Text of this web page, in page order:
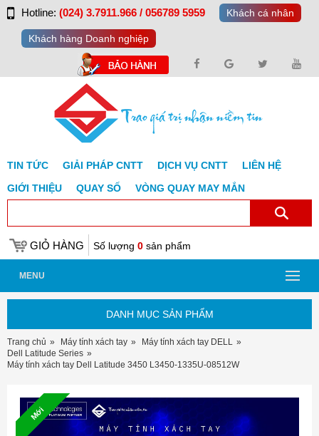
Hotline: (024) 3.7911.966 / 056789 5959 Khách cá nhân
Khách hàng Doanh nghiệp
TIN TỨC GIẢI PHÁP CNTT DỊCH VỤ CNTT
LIÊN HỆ
GIỚI THIỆU
QUAY SỐ VÒNG QUAY MAY MẮN
GIỎ HÀNG Số lượng 0 sản phẩm
MENU
DANH MỤC SẢN PHẨM
Trang chủ Máy tính xách tay
Máy tính xách tay DELL
Dell Latitude Series
Máy tính xách tay Dell Latitude 3450 L3450-1335U-08512W
Mới